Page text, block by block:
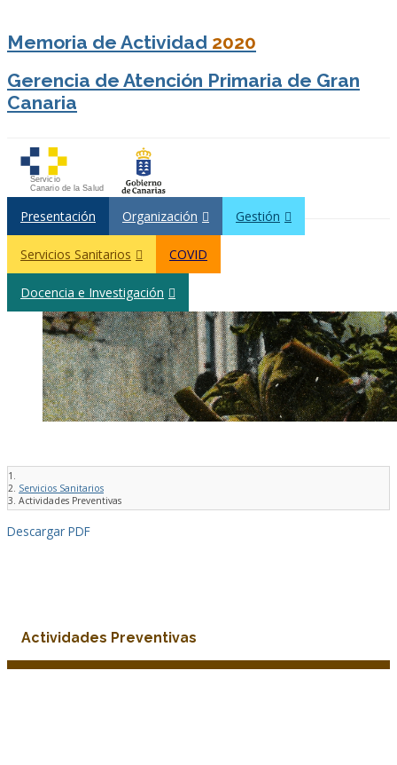
Memoria de Actividad 2020
Gerencia de Atención Primaria de Gran
Canaria
Presentación Organización Gestión
Servicios Sanitarios COVID
Docencia e Investigación
Servicios Sanitarios
Actividades Preventivas
Descargar PDF
Actividades Preventivas